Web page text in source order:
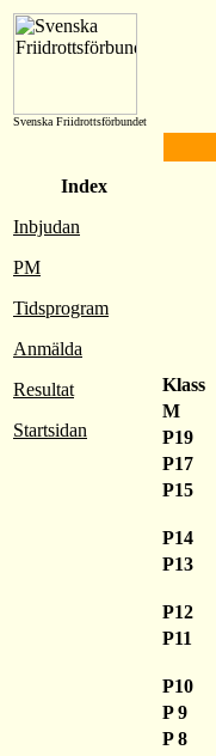
Svenska Friidrottsförbundet
Index
Inbjudan
PM
Tidsprogram
Anmälda
Resultat
Startsidan
Klass
M
P19
P17
P15
P14
P13
P12
P11
P10
P 9
P 8